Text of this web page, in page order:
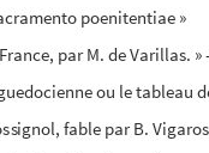
poenitentiae »
par M. de Varillas.
ou le tableau
fable par B.